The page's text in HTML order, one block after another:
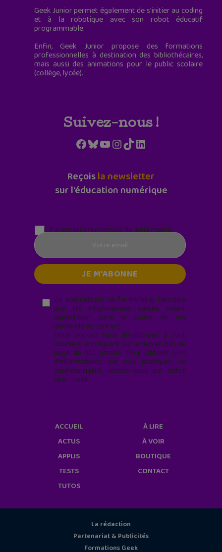
Geek Junior permet également de s'initier au coding
et à la robotique avec son robot éducatif
programmable.
Enfin, Geek Junior propose des formations
professionnelles à destination des bibliothécaires,
mais aussi des animations pour le public scolaire
(collège, lycée).
Suivez-nous !
Facebook
Bluesky
YouTube
Instagram
TikTokLinkedIn
Reçoisla newsletter
sur l'éducation numérique
Parentalité numérique (le lundi matin)
En soumettant ce formulaire, j’accepte
que les informations saisies soient
exploitées* dans le cadre de ma
demande de contact.
Vous pouvez vous désabonner à tout
moment en cliquant sur le lien en bas de
page de nos emails. Pour obtenir plus
d'informations sur nos pratiques de
confidentialité, rendez-vous sur notre
site web
ACCUEIL
ACTUS
APPLIS
TESTS
TUTOS
À LIRE
À VOIR
BOUTIQUE
CONTACT
La rédaction
Partenariat & Publicités
Formations Geek